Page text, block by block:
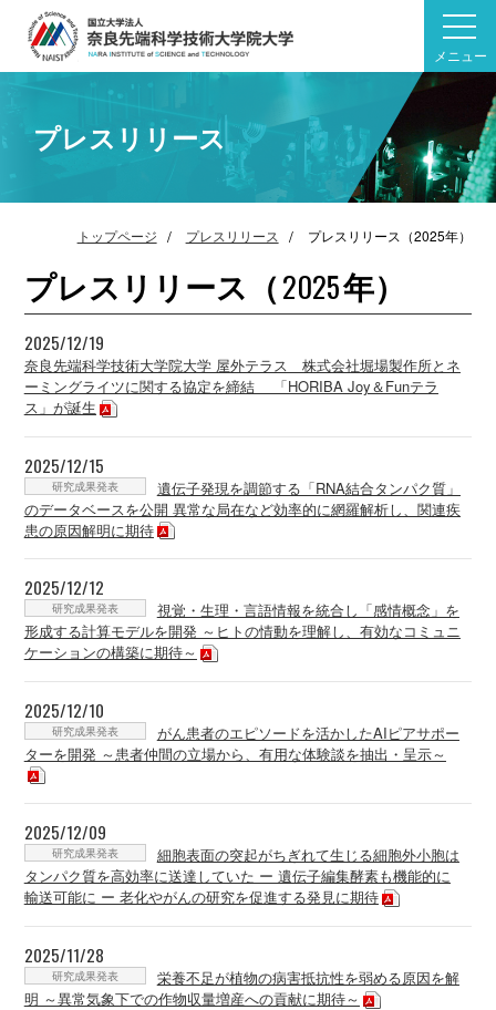
メニュー
プレスリリース
トップページ プレスリリース プレスリリース（2025年）
プレスリリース（2025年）
2025/12/19
奈良先端科学技術大学院大学 屋外テラス 株式会社堀場製作所とネ
ーミングライツに関する協定を締結 「HORIBA Joy＆Funテラ
ス」が誕生
2025/12/15
研究成果発表
遺伝子発現を調節する「RNA結合タンパク質」
のデータベースを公開 異常な局在など効率的に網羅解析し、関連疾
患の原因解明に期待
2025/12/12
研究成果発表
視覚・生理・言語情報を統合し「感情概念」を
形成する計算モデルを開発 ～ヒトの情動を理解し、有効なコミュニ
ケーションの構築に期待～
2025/12/10
研究成果発表
がん患者のエピソードを活かしたAIピアサポー
ターを開発 ～患者仲間の立場から、有用な体験談を抽出・呈示～
2025/12/09
研究成果発表
細胞表面の突起がちぎれて生じる細胞外小胞は
タンパク質を高効率に送達していた ー 遺伝子編集酵素も機能的に
輸送可能に ー 老化やがんの研究を促進する発見に期待
2025/11/28
研究成果発表
栄養不足が植物の病害抵抗性を弱める原因を解
明 ～異常気象下での作物収量増産への貢献に期待～